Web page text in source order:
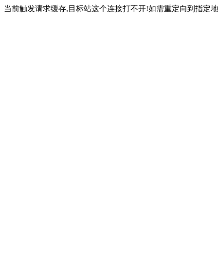
当前触发请求缓存,目标站这个连接打不开!如需重定向到指定